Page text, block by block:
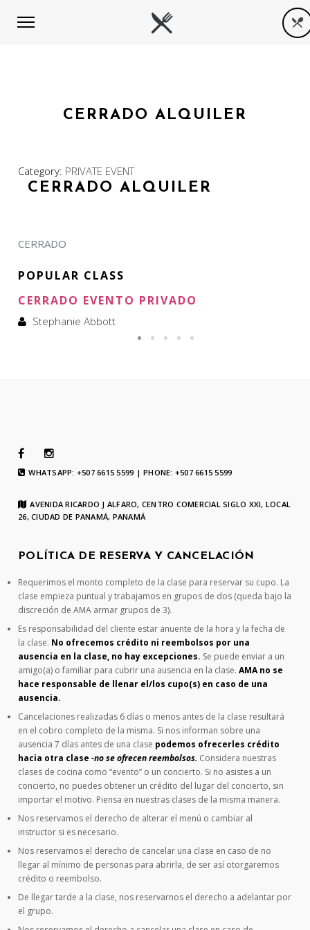
CERRADO ALQUILER
Category: PRIVATE EVENT
CERRADO ALQUILER
CERRADO
POPULAR CLASS
CERRADO EVENTO PRIVADO
Stephanie Abbott
WHATSAPP: +507 6615 5599 | PHONE: +507 6615 5599
AVENIDA RICARDO J ALFARO, CENTRO COMERCIAL SIGLO XXI, LOCAL
26, CIUDAD DE PANAMÁ, PANAMÁ
POLÍTICA DE RESERVA Y CANCELACIÓN
Requerimos el monto completo de la clase para reservar su cupo. La
clase empieza puntual y trabajamos en grupos de dos (queda bajo la
discreción de AMA armar grupos de 3).
Es responsabilidad del cliente estar anuente de la hora y la fecha de
la clase. No ofrecemos crédito ni reembolsos por una
ausencia en la clase, no hay excepciones. Se puede enviar a un
amigo(a) o familiar para cubrir una ausencia en la clase.AMA no se
hace responsable de llenar el/los cupo(s) en caso de una
ausencia.
Cancelaciones realizadas 6 días o menos antes de la clase resultará
en el cobro completo de la misma. Si nos informan sobre una
ausencia 7 días antes de una clase podemos ofrecerles crédito
hacia otra clase-no se ofrecen reembolsos. Considera nuestras
clases de cocina como “evento” o un concierto. Si no asistes a un
concierto, no puedes obtener un crédito del lugar del concierto, sin
importar el motivo. Piensa en nuestras clases de la misma manera.
Nos reservamos el derecho de alterar el menú o cambiar al
instructor si es necesario.
Nos reservamos el derecho de cancelar una clase en caso de no
llegar al mínimo de personas para abrirla, de ser así otorgaremos
crédito o reembolso.
De llegar tarde a la clase, nos reservarnos el derecho a adelantar por
el grupo.